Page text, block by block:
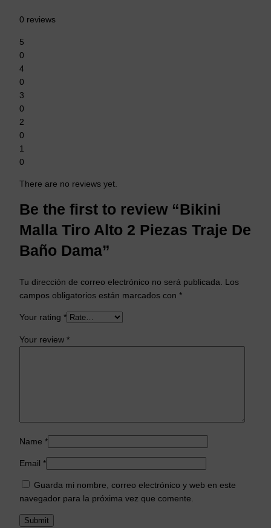
0 reviews
5
0
4
0
3
0
2
0
1
0
There are no reviews yet.
Be the first to review “Bikini
Malla Tiro Alto 2 Piezas Traje De
Baño Dama”
Tu dirección de correo electrónico no será publicada.
Los
campos obligatorios están marcados con *
Your rating *
Your review *
Name *
Email *
Guarda mi nombre, correo electrónico y web en este
navegador para la próxima vez que comente.